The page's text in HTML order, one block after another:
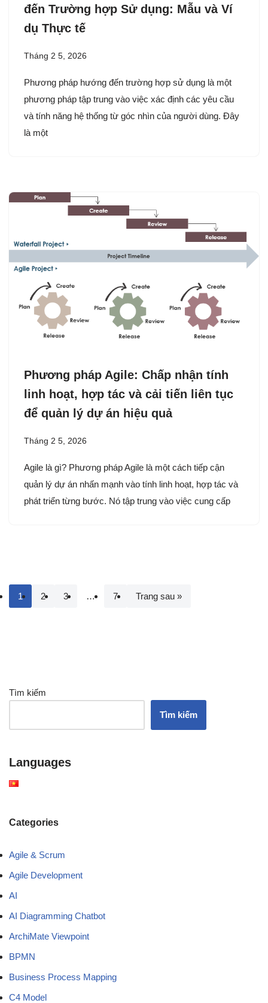
đến Trường hợp Sử dụng: Mẫu và Ví
dụ Thực tế
Tháng 2 5, 2026
Phương pháp hướng đến trường hợp sử dụng là một
phương pháp tập trung vào việc xác định các yêu cầu
và tính năng hệ thống từ góc nhìn của người dùng. Đây
là một
Phương pháp Agile: Chấp nhận tính
linh hoạt, hợp tác và cải tiến liên tục
để quản lý dự án hiệu quả
Tháng 2 5, 2026
Agile là gì? Phương pháp Agile là một cách tiếp cận
quản lý dự án nhấn mạnh vào tính linh hoạt, hợp tác và
phát triển từng bước. Nó tập trung vào việc cung cấp
1 2 3 … 7 Trang sau »
Tìm kiếm
Tìm kiếm
Languages
Categories
Agile & Scrum
Agile Development
AI
AI Diagramming Chatbot
ArchiMate Viewpoint
BPMN
Business Process Mapping
C4 Model